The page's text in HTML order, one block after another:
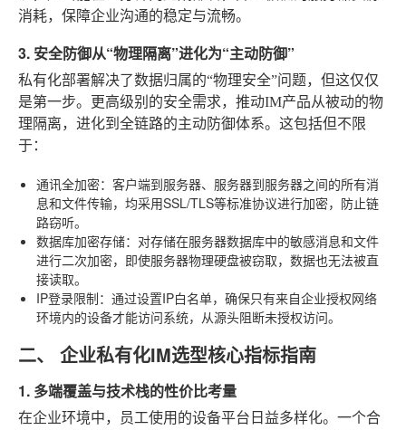
消耗，保障企业沟通的稳定与流畅。
3. 安全防御从“物理隔离”进化为“主动防御”
私有化部署解决了数据归属的“物理安全”问题，但这仅仅
是第一步。更高级别的安全需求，推动IM产品从被动的物
理隔离，进化到全链路的主动防御体系。这包括但不限
于：
通讯全加密：客户端到服务器、服务器到服务器之间的所有消
息和文件传输，均采用SSL/TLS等标准协议进行加密，防止链
路窃听。
数据库加密存储：对存储在服务器数据库中的敏感消息和文件
进行二次加密，即使服务器物理硬盘被窃取，数据也无法被直
接读取。
IP登录限制：通过设置IP白名单，确保只有来自企业授权网络
环境内的设备才能访问系统，从源头阻断未授权访问。
二、 企业私有化IM选型核心指标指南
1. 多端覆盖与技术栈的性价比考量
在企业环境中，员工使用的设备平台日益多样化。一个合